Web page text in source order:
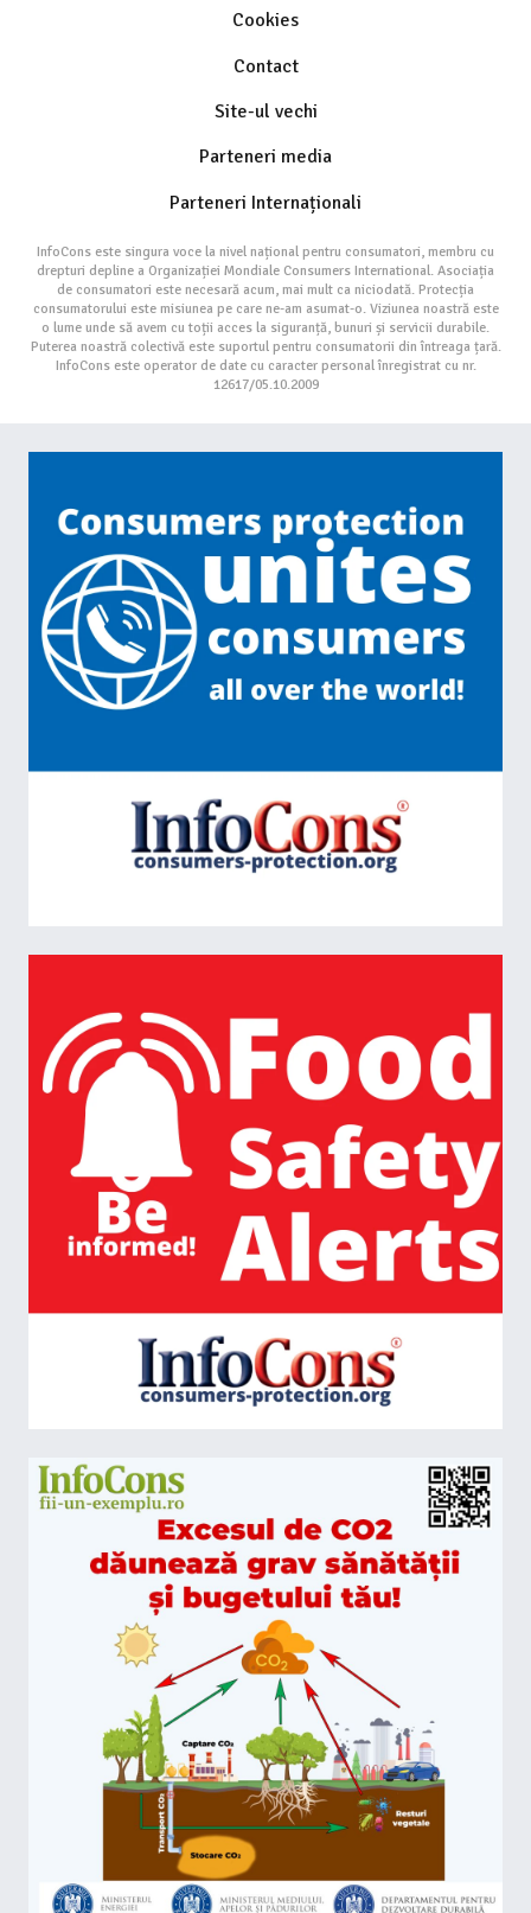
Cookies
Contact
Site-ul vechi
Parteneri media
Parteneri Internaționali
InfoCons este singura voce la nivel național pentru consumatori, membru cu
drepturi depline a Organizației Mondiale Consumers International. Asociația
de consumatori este necesară acum, mai mult ca niciodată. Protecția
consumatorului este misiunea pe care ne-am asumat-o. Viziunea noastră este
o lume unde să avem cu toții acces la siguranță, bunuri și servicii durabile.
Puterea noastră colectivă este suportul pentru consumatorii din întreaga țară.
InfoCons este operator de date cu caracter personal înregistrat cu nr.
12617/05.10.2009